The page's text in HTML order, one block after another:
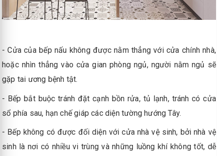
- Cửa của bếp nấu không được nằm thẳng với cửa chính nhà,
hoặc nhìn thẳng vào cửa gian phòng ngủ, người nằm ngủ sẽ
gặp tai ương bệnh tật.
- Bếp bắt buộc tránh đặt cạnh bồn rửa, tủ lạnh, tránh có cửa
sổ phía sau, hạn chế giáp các diện tường hướng Tây.
- Bếp không có được đối diện với cửa nhà vệ sinh, bởi nhà vệ
sinh là nơi có nhiều vi trùng và những luồng khí không tốt, dễ